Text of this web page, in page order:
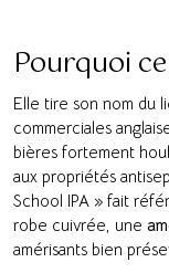
Pourquoi
Elle tire son nom du
commerciales
bières fortement
aux propriétés
School IPA » fait
robe cuivrée, une
amérisants bien